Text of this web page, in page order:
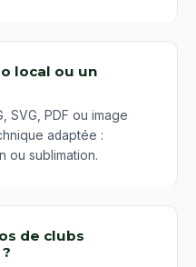
local ou un
SVG, PDF ou image
adaptée :
ou sublimation.
de clubs